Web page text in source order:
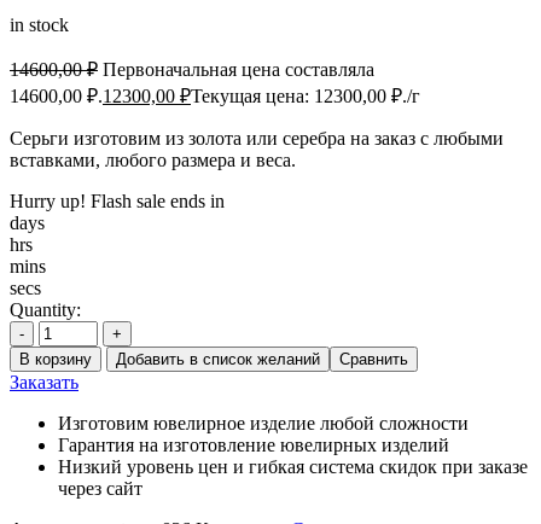
in stock
14600,00₽ Первоначальная цена составляла
14600,00 ₽.12300,00 ₽Текущая цена: 12300,00 ₽./г
Серьги изготовим из золота или серебра на заказ с любыми
вставками, любого размера и веса.
Hurry up! Flash sale ends in
days
hrs
mins
secs
Quantity:
-
+
В корзину
Добавить в список желаний Сравнить
Заказать
Изготовим ювелирное изделие любой сложности
Гарантия на изготовление ювелирных изделий
Низкий уровень цен и гибкая система скидок при заказе
через сайт